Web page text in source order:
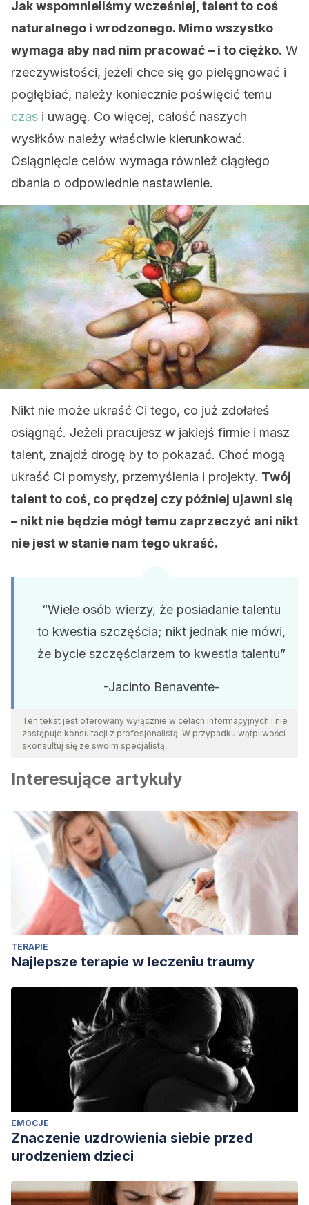
Jak wspomnieliśmy wcześniej, talent to coś
naturalnego i wrodzonego. Mimo wszystko
wymaga aby nad nim pracować – i to ciężko. W
rzeczywistości, jeżeli chce się go pielęgnować i
pogłębiać, należy koniecznie poświęcić temu
czas i uwagę. Co więcej, całość naszych
wysiłków należy właściwie kierunkować.
Osiągnięcie celów wymaga również ciągłego
dbania o odpowiednie nastawienie.
Nikt nie może ukraść Ci tego, co już zdołałeś
osiągnąć. Jeżeli pracujesz w jakiejś firmie i masz
talent, znajdź drogę by to pokazać. Choć mogą
ukraść Ci pomysły, przemyślenia i projekty. Twój
talent to coś, co prędzej czy później ujawni się
– nikt nie będzie mógł temu zaprzeczyć ani nikt
nie jest w stanie nam tego ukraść.
“Wiele osób wierzy, że posiadanie talentu
to kwestia szczęścia; nikt jednak nie mówi,
że bycie szczęściarzem to kwestia talentu”
-Jacinto Benavente-
Ten tekst jest oferowany wyłącznie w celach informacyjnych i nie
zastępuje konsultacji z profesjonalistą. W przypadku wątpliwości
skonsultuj się ze swoim specjalistą.
Interesujące artykuły
TERAPIE
Najlepsze terapie w leczeniu traumy
EMOCJE
Znaczenie uzdrowienia siebie przed
urodzeniem dzieci